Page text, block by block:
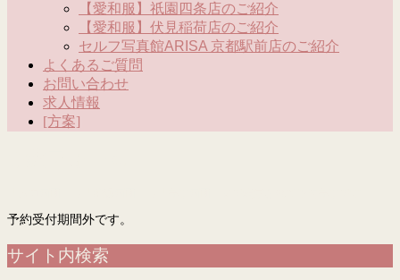
【愛和服】祇園四条店のご紹介
【愛和服】伏見稲荷店のご紹介
セルフ写真館ARISA 京都駅前店のご紹介
よくあるご質問
お問い合わせ
求人情報
[方案]
予約受付期間外です。
サイト内検索